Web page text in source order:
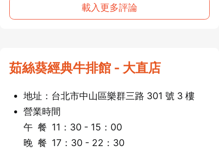
載入更多評論
茹絲葵經典牛排館 - 大直店
地址：台北市中山區樂群三路 301 號 3 樓
營業時間
午 餐 11：30 - 15：00
晚 餐 17：30 - 22：30